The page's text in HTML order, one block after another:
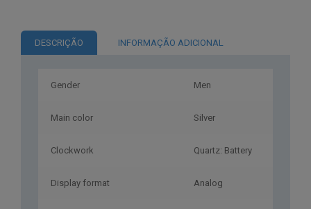
DESCRIÇÃO INFORMAÇÃO ADICIONAL
Gender Men
Main color Silver
Clockwork Quartz: Battery
Display format Analog